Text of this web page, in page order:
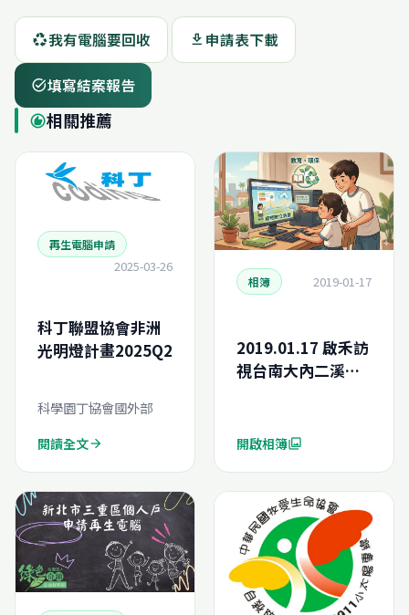
recycling我有電腦要回收 download 申請表下載
task_alt填寫結案報告
recommend相關推薦
再生電腦申請
2025-03-26
科丁聯盟協會非洲
光明燈計畫2025Q2
科學園丁協會國外部
閱讀全文arrow_forward
相簿 2019-01-17
2019.01.17 啟禾訪
視台南大內二溪捐
開啟相簿photo_library